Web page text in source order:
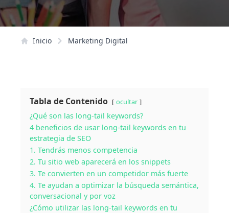
Inicio Marketing Digital
Tabla de Contenido ocultar
¿Qué son las long-tail keywords?
4 beneficios de usar long-tail keywords en tu
estrategia de SEO
1. Tendrás menos competencia
2. Tu sitio web aparecerá en los snippets
3. Te convierten en un competidor más fuerte
4. Te ayudan a optimizar la búsqueda semántica,
conversacional y por voz
¿Cómo utilizar las long-tail keywords en tu